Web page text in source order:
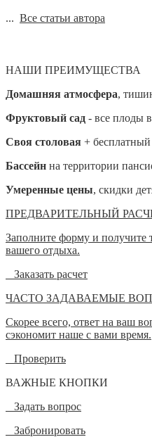
... Все статьи автора
НАШИ ПРЕИМУЩЕСТВА
Домашняя атмосфера,
Фруктовый сад - все плоды
Своя столовая + бесплатный
Бассейн на территории
Умеренные цены, скидки
ПРЕДВАРИТЕЛЬНЫЙ
Заполните форму и получите
вашего отдыха.
Заказать расчет
ЧАСТО ЗАДАВАЕМЫЕ
Скорее всего, ответ на ваш
сэкономит наше с вами время.
Проверить
ВАЖНЫЕ КНОПКИ
Задать вопрос
Забронировать